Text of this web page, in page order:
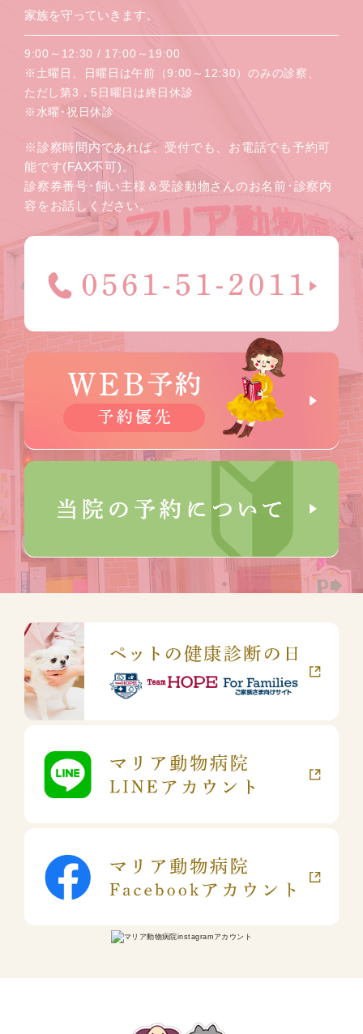
家族を守っていきます。
9:00～12:30 / 17:00～19:00
※土曜日、日曜日は午前（9:00～12:30）のみの診察、
ただし第3，5日曜日は終日休診
※水曜･祝日休診
※診察時間内であれば、受付でも、お電話でも予約可
能です(FAX不可)。
診察券番号･飼い主様＆受診動物さんのお名前･診察内
容をお話しください。